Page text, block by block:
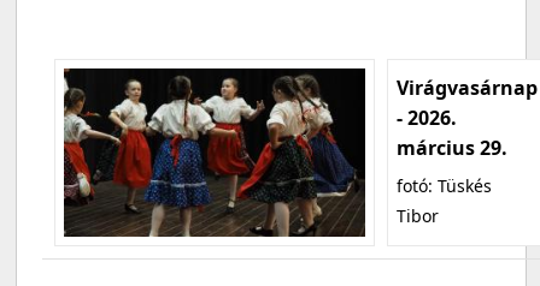
Virágvasárnap
- 2026.
március 29.
fotó: Tüskés
Tibor